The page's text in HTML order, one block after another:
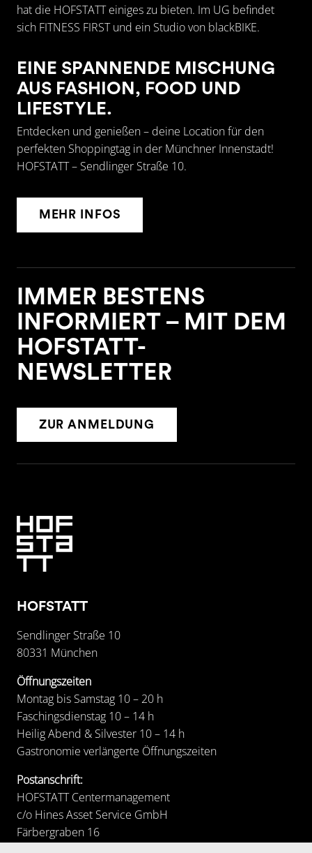
hat die HOFSTATT einiges zu bieten. Im UG befindet
sich FITNESS FIRSTund ein Studio von blackBIKE.
EINE SPANNENDE MISCHUNG
AUS FASHION, FOOD UND
LIFESTYLE.
Entdecken und genießen – deine Location für den
perfekten Shoppingtag in der Münchner Innenstadt!
HOFSTATT – Sendlinger Straße 10.
MEHR INFOS
IMMER BESTENS
INFORMIERT – MIT DEM
HOFSTATT-
NEWSLETTER
ZUR ANMELDUNG
HOFSTATT
Sendlinger Straße 10
80331 München
Öffnungszeiten
Montag bis Samstag 10 – 20 h
Faschingsdienstag 10 – 14 h
Heilig Abend & Silvester 10 – 14 h
Gastronomie verlängerte Öffnungszeiten
Postanschrift:
HOFSTATT Centermanagement
c/o Hines Asset Service GmbH
Färbergraben 16